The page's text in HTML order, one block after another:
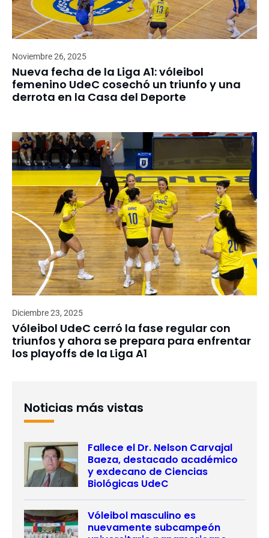
Noviembre 26, 2025
Nueva fecha de la Liga A1: vóleibol
femenino UdeC cosechó un triunfo y una
derrota en la Casa del Deporte
Diciembre 23, 2025
Vóleibol UdeC cerró la fase regular con
triunfos y ahora se prepara para enfrentar
los playoffs de la Liga A1
Noticias más vistas
Fallece el Dr. Nelson Carvajal
Baeza, destacado académico
y exdecano de Ciencias
Biológicas UdeC
Vóleibol masculino es
nuevamente subcampeón